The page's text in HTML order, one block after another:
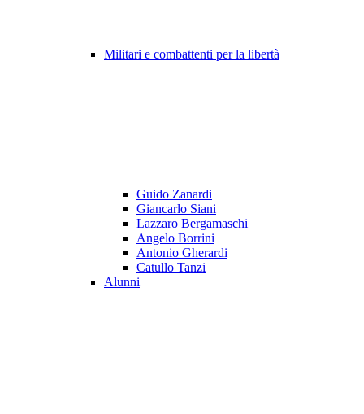
Militari e combattenti per la libertà
Guido Zanardi
Giancarlo Siani
Lazzaro Bergamaschi
Angelo Borrini
Antonio Gherardi
Catullo Tanzi
Alunni